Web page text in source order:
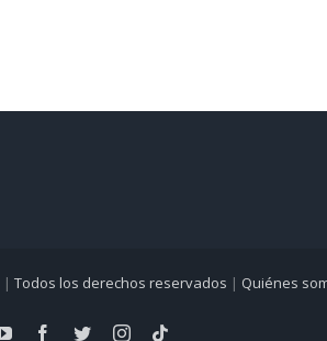
| Todos los derechos reservados | Quiénes
YouTubeFacebook
TwitterInstagram
Tiktok